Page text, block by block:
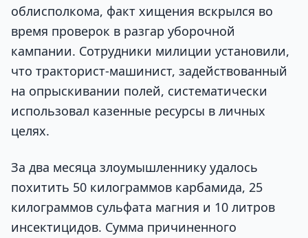
облисполкома, факт хищения вскрылся во
время проверок в разгар уборочной
кампании. Сотрудники милиции установили,
что тракторист-машинист, задействованный
на опрыскивании полей, систематически
использовал казенные ресурсы в личных
целях.
За два месяца злоумышленнику удалось
похитить 50 килограммов карбамида, 25
килограммов сульфата магния и 10 литров
инсектицидов. Сумма причиненного